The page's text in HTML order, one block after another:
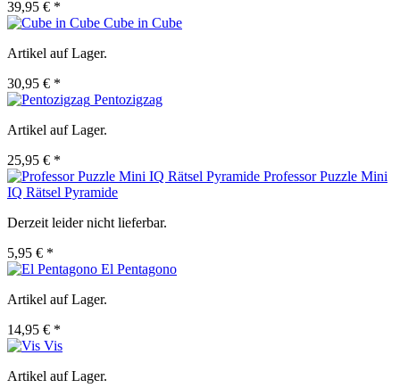
39,95 € *
Cube in Cube
Artikel auf Lager.
30,95 € *
Pentozigzag
Artikel auf Lager.
25,95 € *
Professor Puzzle Mini
IQ Rätsel Pyramide
Derzeit leider nicht lieferbar.
5,95 € *
El Pentagono
Artikel auf Lager.
14,95 € *
Vis
Artikel auf Lager.